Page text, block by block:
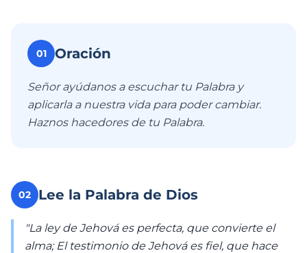
01 Oración
Señor ayúdanos a escuchar tu Palabra y
aplicarla a nuestra vida para poder cambiar.
Haznos hacedores de tu Palabra.
02 Lee la Palabra de Dios
"La ley de Jehová es perfecta, que convierte el
alma; El testimonio de Jehová es fiel, que hace